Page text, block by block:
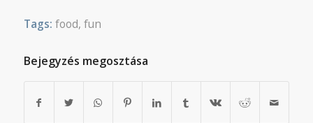
Tags: food, fun
Bejegyzés megosztása